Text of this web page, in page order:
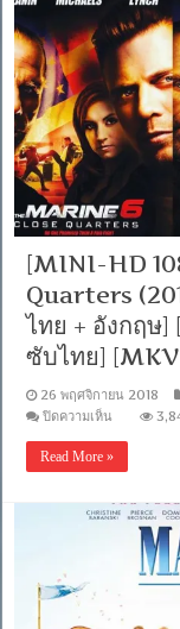
+ซับ
PGS
คม
ชัด]
[MKV]
[ONE2UP]
Born
(2018)
อะ
ตาร์
อีส
บอร์น
[เสียง
DTS]
[บรรยาย
ไทย
+
อังกฤษ]
ไทย
ไทย]
[MINI-HD
Quarters
ไทย + อังกฤษ
ซับไทย]
26 พฤศจิกายน 2018
ปิดความเห็นบน
1080P]
Marine
6:
Close
Quarters
(2018)
[เสียง
อังกฤษ
Read More »